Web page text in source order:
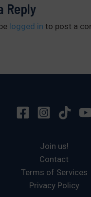
Reply
logged in to post a
Join us!
Contact
Terms of Services
Privacy Policy